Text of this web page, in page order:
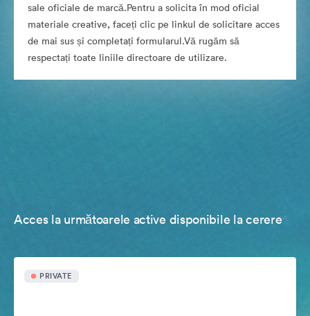
sale oficiale de marcă.Pentru a solicita în mod oficial
materiale creative, faceți clic pe linkul de solicitare acces
de mai sus și completați formularul.Vă rugăm să
respectați toate liniile directoare de utilizare.
Acces la următoarele active disponibile la cerere
PRIVATE